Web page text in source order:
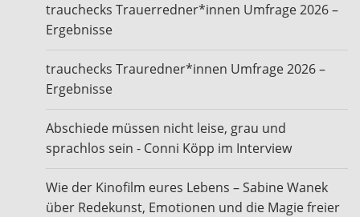
trauchecks Trauerredner*innen Umfrage 2026 –
Ergebnisse
trauchecks Trauredner*innen Umfrage 2026 –
Ergebnisse
Abschiede müssen nicht leise, grau und
sprachlos sein - Conni Köpp im Interview
Wie der Kinofilm eures Lebens – Sabine Wanek
über Redekunst, Emotionen und die Magie freier